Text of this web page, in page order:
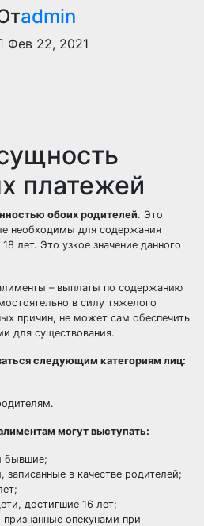
admin
Фев 22, 2021
платежей
обоих родителей. Это
необходимы для содержания
лет. Это узкое значение данного
– выплаты по содержанию
в силу тяжелого
причин, не может сам обеспечить
для существования.
следующим категориям лиц:
могут выступать:
бывшие;
записанные в качестве родителей;
достигшие 16 лет;
опекунами при